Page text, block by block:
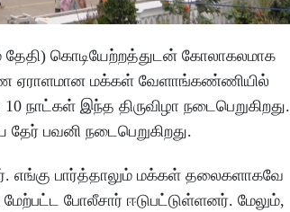
கொடியேற்றத்துடன் கோலாகலமாக
ஏராளமான மக்கள் வேளாங்கண்ணியில்
நாட்கள் இந்த திருவிழா நடைபெறுகிறது.
தேர் பவனி நடைபெறுகிறது.
எங்கு பார்த்தாலும் மக்கள் தலைகளாகவே
மேற்பட்ட போலீசார் ஈடுபட்டுள்ளனர். மேலும்,